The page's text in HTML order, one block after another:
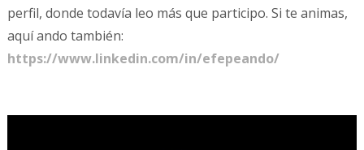
perfil, donde todavía leo más que participo. Si te animas,
aquí ando también:
https://www.linkedin.com/in/efepeando/